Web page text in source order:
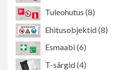
Tuleohutus 88
toodet
Ehitusobjektid 88
Esmaabi 66
toodet
T-särgid 44